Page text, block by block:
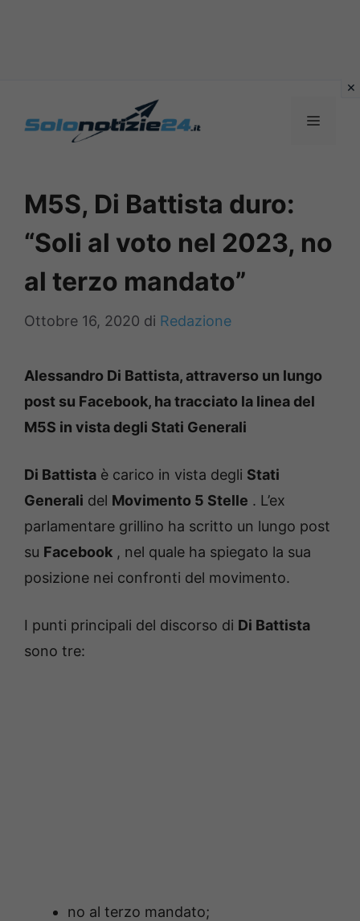
MENU
M5S, Di Battista duro:
“Soli al voto nel 2023, no
al terzo mandato”
Ottobre 16, 2020 di Redazione
Alessandro Di Battista, attraverso un lungo
post su Facebook, ha tracciato la linea del
M5S in vista degli Stati Generali
Di Battista è carico in vista degli Stati
Generali del Movimento 5 Stelle . L’ex
parlamentare grillino ha scritto un lungo post
su Facebook , nel quale ha spiegato la sua
posizione nei confronti del movimento.
I punti principali del discorso di Di Battista
sono tre:
no al terzo mandato;